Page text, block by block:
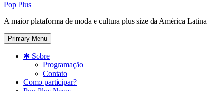
Pop Plus
A maior plataforma de moda e cultura plus size da América Latina
Primary Menu
✱ Sobre
Programação
Contato
Como participar?